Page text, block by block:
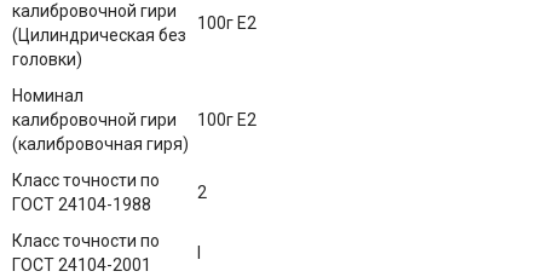
калибровочной гири
(Цилиндрическая без
головки)
100г E2
Номинал
калибровочной гири
(калибровочная гиря)
100г E2
Класс точности по
ГОСТ 24104-1988
2
Класс точности по
ГОСТ 24104-2001